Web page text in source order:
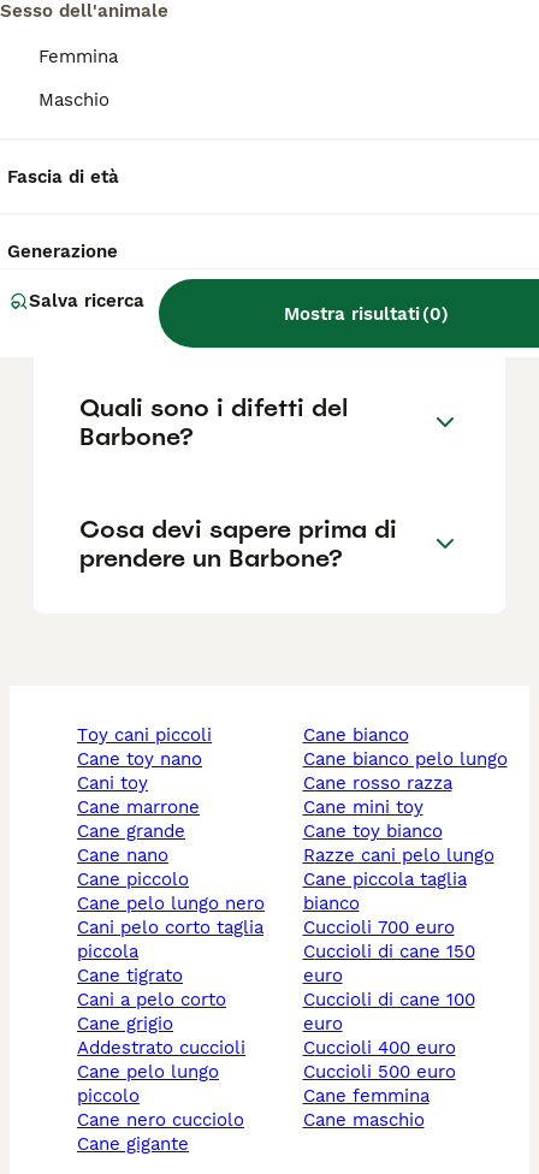
Sesso dell'animale
Femmina
Maschio
Fascia di età
Generazione
Salva ricerca
Mostra risultati(0)
razza pura in Italia è di circa 1035€ ,anche se
come il pedigree, la reputazione
Quanto dura la vita di un
Barbone?
Qual è il carattere del
Barbone?
Quali sono i difetti del
Barbone?
Cosa devi sapere prima di
prendere un Barbone?
toy cani piccoli
cane toy nano
cani toy
cane marrone
cane grande
cane nano
cane piccolo
cane pelo lungo nero
cani pelo corto taglia
piccola
cane tigrato
cani a pelo corto
cane grigio
addestrato cuccioli
cane pelo lungo
piccolo
cane nero cucciolo
cane gigante
cane bianco
cane bianco pelo lungo
cane rosso razza
cane mini toy
cane toy bianco
razze cani pelo lungo
cane piccola taglia
bianco
cuccioli 700 euro
cuccioli di cane 150
euro
cuccioli di cane 100
euro
cuccioli 400 euro
cuccioli 500 euro
cane femmina
cane maschio